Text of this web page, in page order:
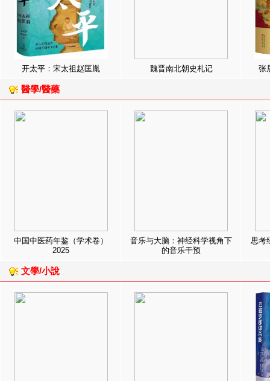
开太平：宋太祖赵匡胤 魏晋南北朝史札记 张
醫學/醫藥
中国中医药年鉴（学术卷）
2025
音乐与大脑：神经科学视角下
的音乐干预
思考
文學/小說